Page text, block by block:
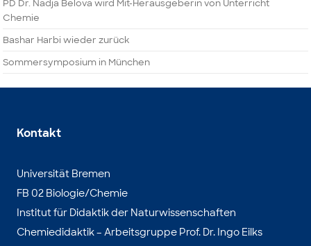
PD Dr. Nadja Belova wird Mit-Herausgeberin von Unterricht
Chemie
Bashar Harbi wieder zurück
Sommersymposium in München
Kontakt
Universität Bremen
FB 02 Biologie/Chemie
Institut für Didaktik der Naturwissenschaften
Chemiedidaktik – Arbeitsgruppe Prof. Dr. Ingo Eilks